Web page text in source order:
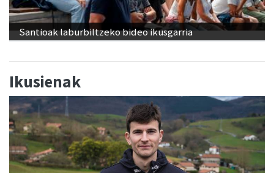
Santioak laburbiltzeko bideo ikusgarria
Ikusienak